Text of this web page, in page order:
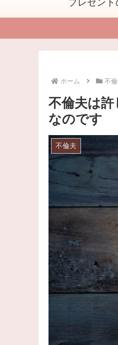
プレゼント
ホーム 不
不倫夫は許
なのです
不倫夫